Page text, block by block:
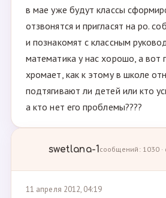
в мае уже будут классы
отзвонятся и пригласят на ро.
и познакомят с классным
математика у нас хорошо, а вот
хромает, как к этому в школе
подтягивают ли детей или кто
а кто нет его проблемы????
swetlana-1сообщений: 1030 ·
11 апреля 2012, 04:19